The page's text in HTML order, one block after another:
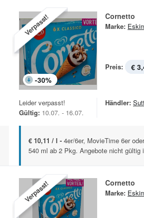
Verpasst!
-30%
Cornetto
Marke:
Preis: €
Leider verpasst!
Gültig: 10.07. - 16.07.
Händler:
€ 10,11 / l - 4er/6er, MovieTime 6er
540 ml ab 2 Pkg. Angebote nicht gültig
Verpasst! Cornetto
Marke: